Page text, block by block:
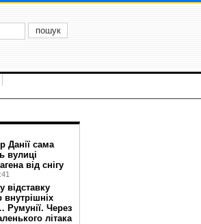
Данії сама
вулиці
від снігу
відставку
внутрішніх
Румунії. Через
літака